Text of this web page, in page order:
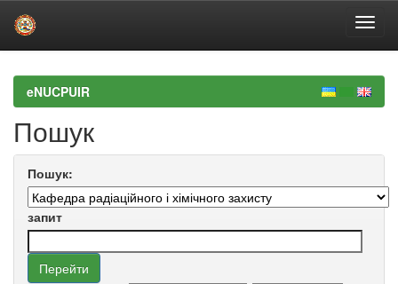
navigationeNUCPUIR
Пошук
Пошук:
запит